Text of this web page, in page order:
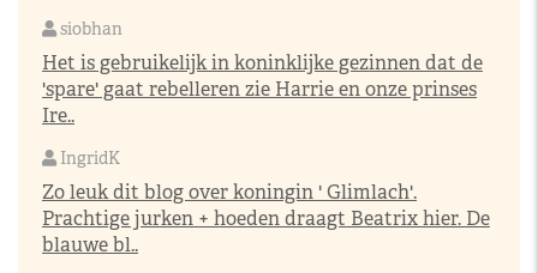
siobhan
Het is gebruikelijk in koninklijke gezinnen dat de
'spare' gaat rebelleren zie Harrie en onze prinses
Ire..
IngridK
Zo leuk dit blog over koningin ' Glimlach'.
Prachtige jurken + hoeden draagt Beatrix hier. De
blauwe bl..